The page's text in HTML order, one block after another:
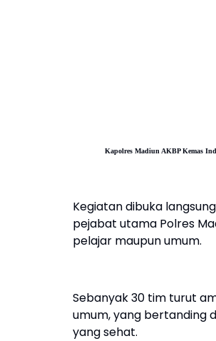
Kapolres Madiun AKBP Kemas
Kegiatan dibuka
pejabat utama Polres
pelajar maupun umum.
Sebanyak 30 tim turut
umum, yang bertanding
yang sehat.